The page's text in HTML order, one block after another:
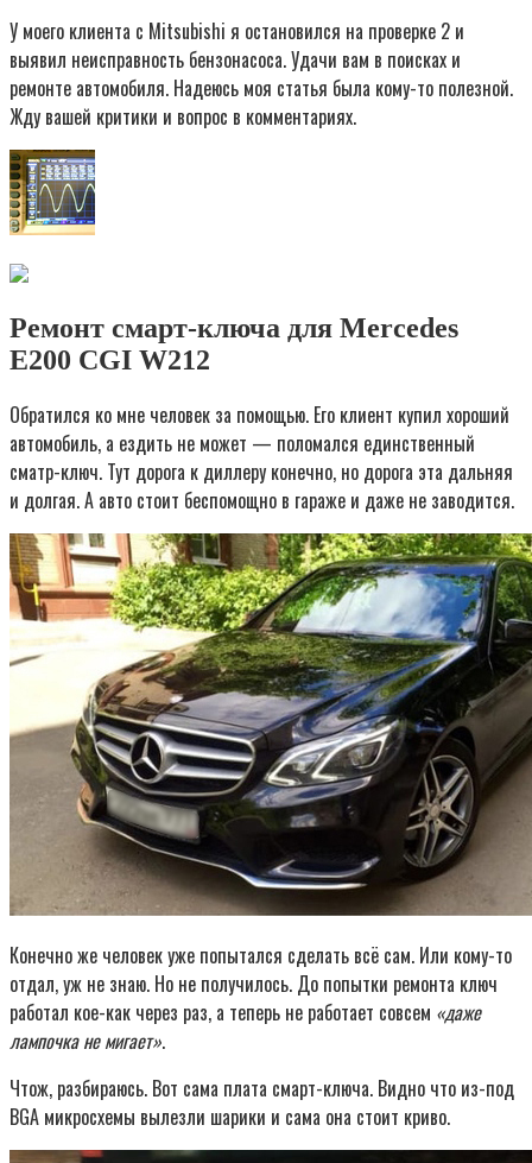
У моего клиента с Mitsubishi я остановился на проверке 2 и
выявил неисправность бензонасоса. Удачи вам в поисках и
ремонте автомобиля. Надеюсь моя статья была кому-то полезной.
Жду вашей критики и вопрос в комментариях.
Ремонт смарт-ключа для Mercedes
E200 CGI W212
Обратился ко мне человек за помощью. Его клиент купил хороший
автомобиль, а ездить не может — поломался единственный
сматр-ключ. Тут дорога к диллеру конечно, но дорога эта дальняя
и долгая. А авто стоит беспомощно в гараже и даже не заводится.
Конечно же человек уже попытался сделать всё сам. Или кому-то
отдал, уж не знаю. Но не получилось. До попытки ремонта ключ
работал кое-как через раз, а теперь не работает совсем «даже
лампочка не мигает».
Чтож, разбираюсь. Вот сама плата смарт-ключа. Видно что из-под
BGA микросхемы вылезли шарики и сама она стоит криво.